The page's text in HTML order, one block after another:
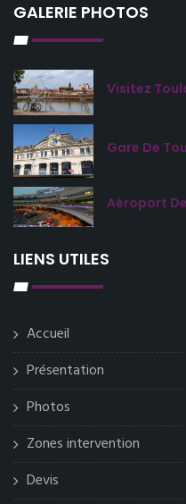
GALERIE PHOTOS
Visitez
Gare De
Aéroport
LIENS UTILES
Accueil
Présentation
Photos
Zones intervention
Devis